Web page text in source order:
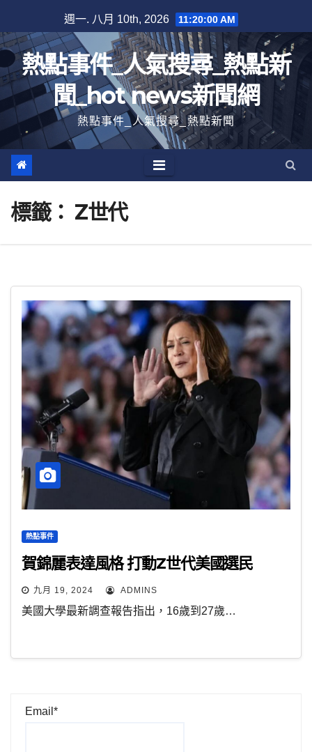
至
內
容
週一. 八月 10th, 2026 11:20:00 AM
熱點事件_人氣搜尋_熱點新
聞_hot news新聞網
熱點事件_人氣搜尋_熱點新聞
標籤： Z世代
熱點事件
賀錦麗表達風格 打動Z世代美國選民
九月 19, 2024 ADMINS
美國大學最新調查報告指出，16歲到27歲…
Email*